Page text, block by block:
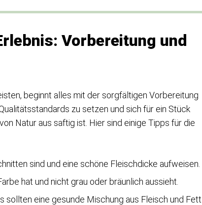
Vorbereitung und
beginnt alles mit der sorgfältigen Vorbereitung
zu setzen und sich für ein Stück
Natur aus saftig ist. Hier sind einige Tipps für die
sind und eine schöne Fleischdicke aufweisen.
hat und nicht grau oder bräunlich aussieht.
sollten eine gesunde Mischung aus Fleisch und Fett